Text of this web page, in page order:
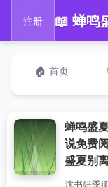
注册
🏠 首页
蝉鸣盛
说免费
盛夏别
沈书妍季